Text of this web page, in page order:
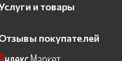
и товары
покупателей